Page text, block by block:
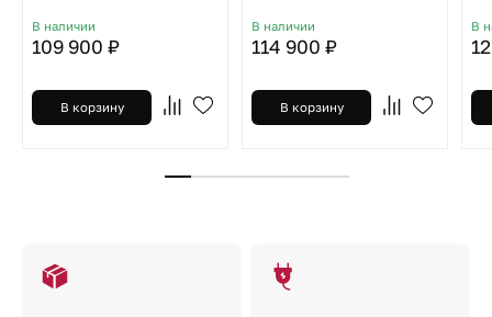
В наличии
109 900 ₽
В корзину
В наличии
114 900 ₽
В корзину
В